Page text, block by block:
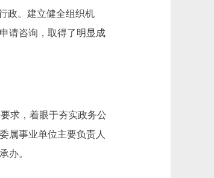
政。建立健全组织机
请咨询，取得了明显成
求，着眼于夯实政务公
属事业单位主要负责人
办。